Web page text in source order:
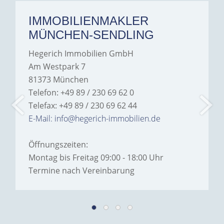
IMMOBILIENMAKLER
MÜNCHEN-SENDLING
Hegerich Immobilien GmbH
Am Westpark 7
81373 München
Telefon: +49 89 / 230 69 62 0
Telefax: +49 89 / 230 69 62 44
E-Mail: info@hegerich-immobilien.de
Öffnungszeiten:
Montag bis Freitag 09:00 - 18:00 Uhr
Termine nach Vereinbarung